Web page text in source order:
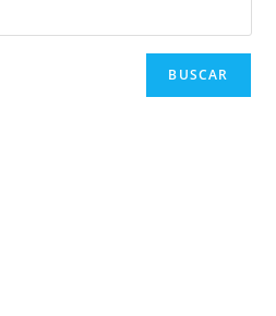
BUSCAR